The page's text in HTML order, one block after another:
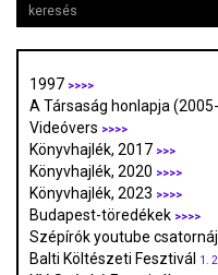
1997 >>>>
A Társaság honlapja
Videóvers >>>>
Könyvhajlék, 2017 >>>
Könyvhajlék, 2020 >>>>
Könyvhajlék, 2023 >>>>
Budapest-töredékek >>>>
Szépírók youtube
Balti Költészeti Fesztivál 1. 2.